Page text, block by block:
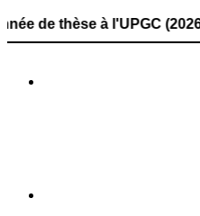
à l'UPGC (2026-